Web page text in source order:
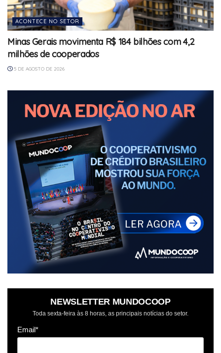
ACONTECE NO SETOR
Minas Gerais movimenta R$ 184 bilhões com 4,2
milhões de cooperados
5 DE AGOSTO DE 2026
NEWSLETTER MUNDOCOOP
Toda sexta-feira às 8 horas, as principais notícias do setor.
Email*